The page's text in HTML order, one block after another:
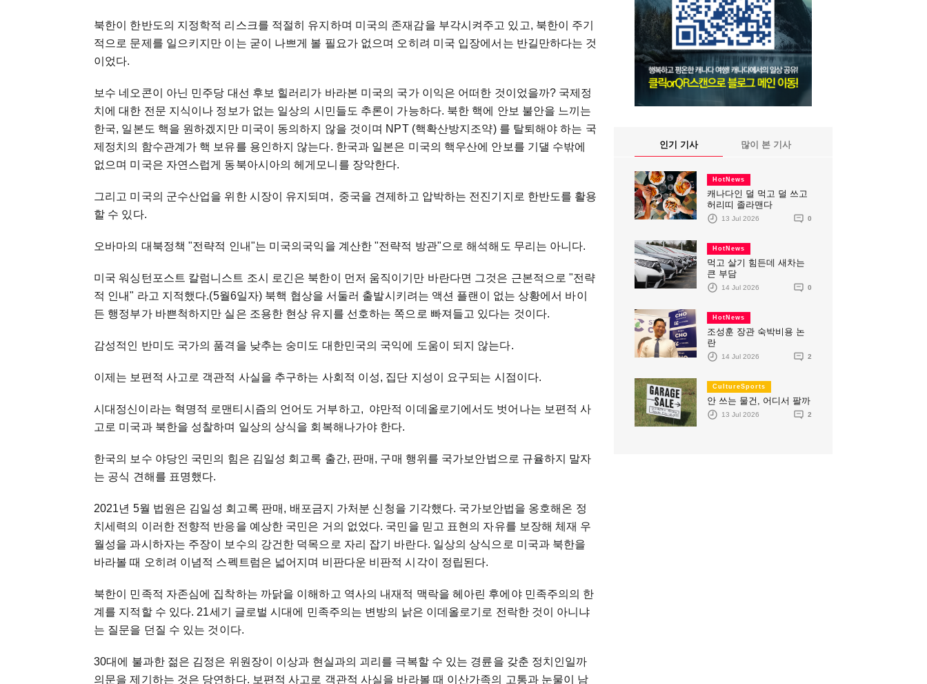
북한이 한반도의 지정학적 리스크를 적절히 유지하며 미국의 존재감을 부각시켜주고 있고, 북한이 주기
적으로 문제를 일으키지만 이는 굳이 나쁘게 볼 필요가 없으며 오히려 미국 입장에서는 반길만하다는 것
이었다.
보수 네오콘이 아닌 민주당 대선 후보 힐러리가 바라본 미국의 국가 이익은 어떠한 것이었을까? 국제정
치에 대한 전문 지식이나 정보가 없는 일상의 시민들도 추론이 가능하다. 북한 핵에 안보 불안을 느끼는
한국, 일본도 핵을 원하겠지만 미국이 동의하지 않을 것이며 NPT (핵확산방지조약) 를 탈퇴해야 하는 국
제정치의 함수관계가 핵 보유를 용인하지 않는다. 한국과 일본은 미국의 핵우산에 안보를 기댈 수밖에
없으며 미국은 자연스럽게 동북아시아의 헤게모니를 장악한다.
그리고 미국의 군수산업을 위한 시장이 유지되며, 중국을 견제하고 압박하는 전진기지로 한반도를 활용
할 수 있다.
오바마의 대북정책 "전략적 인내"는 미국의국익을 계산한 "전략적 방관"으로 해석해도 무리는 아니다.
미국 워싱턴포스트 칼럼니스트 조시 로긴은 북한이 먼저 움직이기만 바란다면 그것은 근본적으로 "전략
적 인내" 라고 지적했다.(5월6일자) 북핵 협상을 서둘러 출발시키려는 액션 플랜이 없는 상황에서 바이
든 행정부가 바쁜척하지만 실은 조용한 현상 유지를 선호하는 쪽으로 빠져들고 있다는 것이다.
감성적인 반미도 국가의 품격을 낮추는 숭미도 대한민국의 국익에 도움이 되지 않는다.
이제는 보편적 사고로 객관적 사실을 추구하는 사회적 이성, 집단 지성이 요구되는 시점이다.
시대정신이라는 혁명적 로맨티시즘의 언어도 거부하고, 야만적 이데올로기에서도 벗어나는 보편적 사
고로 미국과 북한을 성찰하며 일상의 상식을 회복해나가야 한다.
한국의 보수 야당인 국민의 힘은 김일성 회고록 출간, 판매, 구매 행위를 국가보안법으로 규율하지 말자
는 공식 견해를 표명했다.
2021년 5월 법원은 김일성 회고록 판매, 배포금지 가처분 신청을 기각했다. 국가보안법을 옹호해온 정
치세력의 이러한 전향적 반응을 예상한 국민은 거의 없었다. 국민을 믿고 표현의 자유를 보장해 체재 우
월성을 과시하자는 주장이 보수의 강건한 덕목으로 자리 잡기 바란다. 일상의 상식으로 미국과 북한을
바라볼 때 오히려 이념적 스펙트럼은 넓어지며 비판다운 비판적 시각이 정립된다.
북한이 민족적 자존심에 집착하는 까닭을 이해하고 역사의 내재적 맥락을 헤아린 후에야 민족주의의 한
계를 지적할 수 있다. 21세기 글로벌 시대에 민족주의는 변방의 낡은 이데올로기로 전락한 것이 아니냐
는 질문을 던질 수 있는 것이다.
30대에 불과한 젊은 김정은 위원장이 이상과 현실과의 괴리를 극복할 수 있는 경륜을 갖춘 정치인일까
의문을 제기하는 것은 당연하다. 보편적 사고로 객관적 사실을 바라볼 때 이산가족의 고통과 눈물이 남
인기 기사 많이 본 기사
HotNews
캐나다인 덜 먹고 덜 쓰고
허리띠 졸라맨다
13 Jul 2026 0
HotNews
먹고 살기 힘든데 새차는
큰 부담
14 Jul 2026 0
HotNews
조성훈 장관 숙박비용 논
란
14 Jul 2026 2
CultureSports
안 쓰는 물건, 어디서 팔까
13 Jul 2026 2